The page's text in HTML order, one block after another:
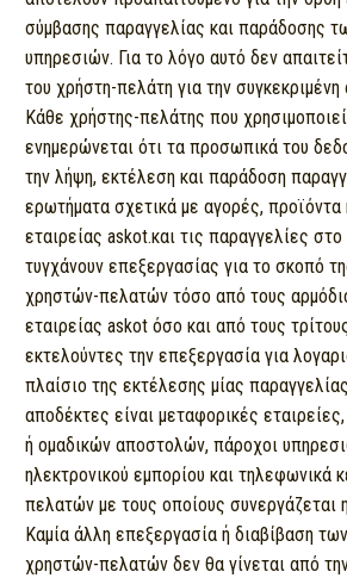
σύμβασης παραγγελίας και παράδοσης
υπηρεσιών. Για το λόγο αυτό δεν
του χρήστη-πελάτη για την
Κάθε χρήστης-πελάτης που
ενημερώνεται ότι τα προσωπικά του
την λήψη, εκτέλεση και παράδοση
ερωτήματα σχετικά με αγορές, προϊόντα
εταιρείας askot.και τις παραγγελίες
τυγχάνουν επεξεργασίας για το σκοπό
χρηστών-πελατών τόσο από τους
εταιρείας askot όσο και από τους
εκτελούντες την επεξεργασία για
πλαίσιο της εκτέλεσης μίας
αποδέκτες είναι μεταφορικές
ή ομαδικών αποστολών, πάροχοι
ηλεκτρονικού εμπορίου και τηλεφωνικά
πελατών με τους οποίους συνεργάζεται
Καμία άλλη επεξεργασία ή διαβίβαση
χρηστών-πελατών δεν θα γίνεται από